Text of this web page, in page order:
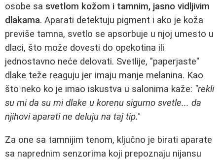
osobe sa svetlom kožom i tamnim, jasno vidljivim
dlakama. Aparati detektuju pigment i ako je koža
previše tamna, svetlo se apsorbuje u njoj umesto u
dlaci, što može dovesti do opekotina ili
jednostavno neće delovati. Svetlije, "paperjaste"
dlake teže reaguju jer imaju manje melanina. Kao
što neko ko je imao iskustva u salonima kaže: "rekli
su mi da su mi dlake u korenu sigurno svetle... da
njihovi aparati ne deluju na taj tip."
Za one sa tamnijim tenom, ključno je birati aparate
sa naprednim senzorima koji prepoznaju nijansu